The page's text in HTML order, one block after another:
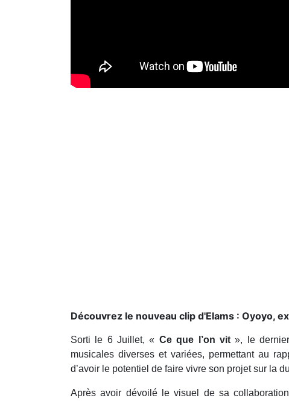
Découvrez le nouveau clip d'Elams : Oyoyo,
Sorti le 6 Juillet, « Ce que l’on vit», le dernier
musicales diverses et variées, permettant au
d’avoir le potentiel de faire vivre son projet sur la
Après avoir dévoilé le visuel de sa